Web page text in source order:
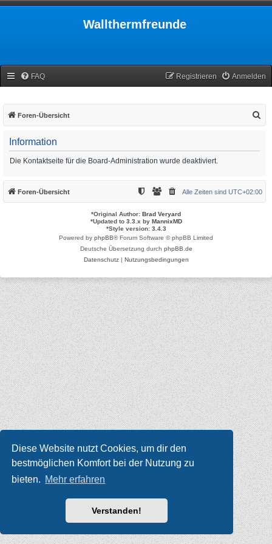
Diese Website nutzt Cookies, um dir den
bestmöglichen Komfort bei der Nutzung zu
bieten. Mehr erfahren
Verstanden!
Wallthermfreunde
FAQ Anmelden
Registrieren
Foren-Übersicht
Information
Die Kontaktseite für die Board-Administration wurde deaktiviert.
Foren-Übersicht Alle Zeiten sind UTC+02:00
*Original Author: Brad Veryard
*Updated to 3.3.x by MannixMD
*Style version: 3.4.3
Powered by phpBB® Forum Software © phpBB Limited
Deutsche Übersetzung durch phpBB.de
Datenschutz| Nutzungsbedingungen